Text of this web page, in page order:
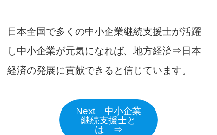
日本全国で多くの中小企業継続支援士が活躍
し中小企業が元気になれば、地方経済⇒日本
経済の発展に貢献できると信じています。
Next 中小企業
継続支援士と
は ⇒